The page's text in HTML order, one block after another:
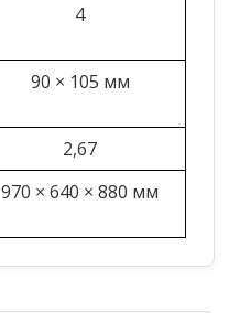
4
90 × 105 мм
2,67
970 × 640 × 880 мм